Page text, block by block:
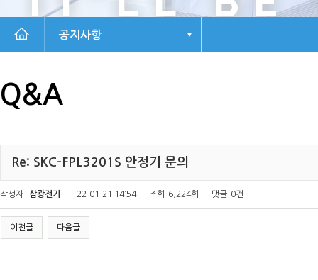
공지사항
Q&A
Re: SKC-FPL3201S 안정기 문의
작성자 삼광전기 22-01-21 14:54 조회 6,224회 댓글 0건
이전글 다음글